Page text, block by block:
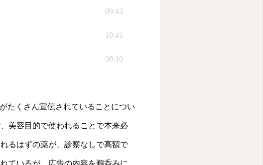
が潜んでいて急に老け込んだ場
合っていく病気だと思っていた
が判明し、食事療法や運動療
いて、話者 1は長い待ち時間の
たないという現実があるため、
が何分見てくれたら気づいても
ていくと予告し、姫先生も時
09:43
10:41
08:10
たくさん宣伝されていることについ
美容目的で使われることで本来必
るはずの薬が、診察なしで高額で
ているが、広告の内容を鵜呑みに